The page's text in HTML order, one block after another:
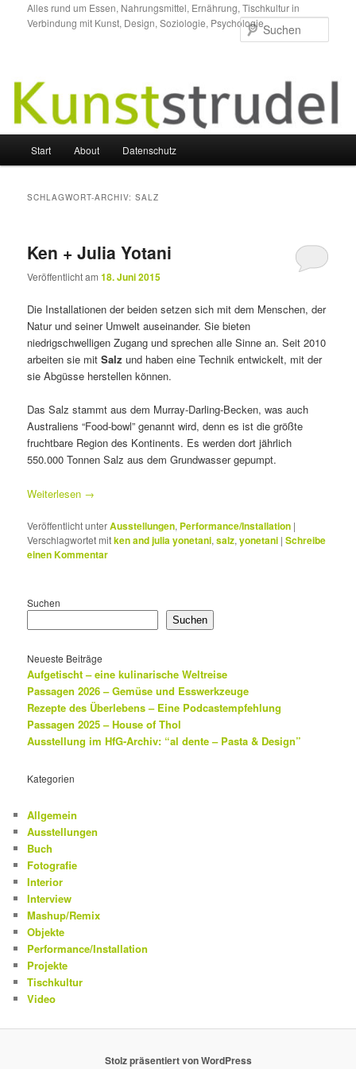
primären
sekundären
Alles rund um Essen, Nahrungsmittel, Ernährung, Tischkultur in
Verbindung mit Kunst, Design, Soziologie, Psychologie.
Start About Datenschutz
SCHLAGWORT-ARCHIV:SALZ
Ken + Julia Yotani
Veröffentlicht am18. Juni 2015
Die Installationen der beiden setzen sich mit dem Menschen, der
Natur und seiner Umwelt auseinander. Sie bieten
niedrigschwelligen Zugang und sprechen alle Sinne an. Seit 2010
arbeiten sie mitSalz und haben eine Technik entwickelt, mit der
sie Abgüsse herstellen können.
Das Salz stammt aus dem Murray-Darling-Becken, was auch
Australiens “Food-bowl” genannt wird, denn es ist die größte
fruchtbare Region des Kontinents. Es werden dort jährlich
550.000 Tonnen Salz aus dem Grundwasser gepumpt.
Weiterlesen →
Veröffentlicht unterAusstellungen, Performance/Installation |
Verschlagwortet mitken and julia yonetani,salz,yonetani |Schreibe
einen Kommentar
Suchen
Suchen
Neueste Beiträge
Aufgetischt – eine kulinarische Weltreise
Passagen 2026 – Gemüse und Esswerkzeuge
Rezepte des Überlebens – Eine Podcastempfehlung
Passagen 2025 – House of Thol
Ausstellung im HfG-Archiv: “al dente – Pasta & Design”
Kategorien
Allgemein
Ausstellungen
Buch
Fotografie
Interior
Interview
Mashup/Remix
Objekte
Performance/Installation
Projekte
Tischkultur
Video
Stolz präsentiert von WordPress